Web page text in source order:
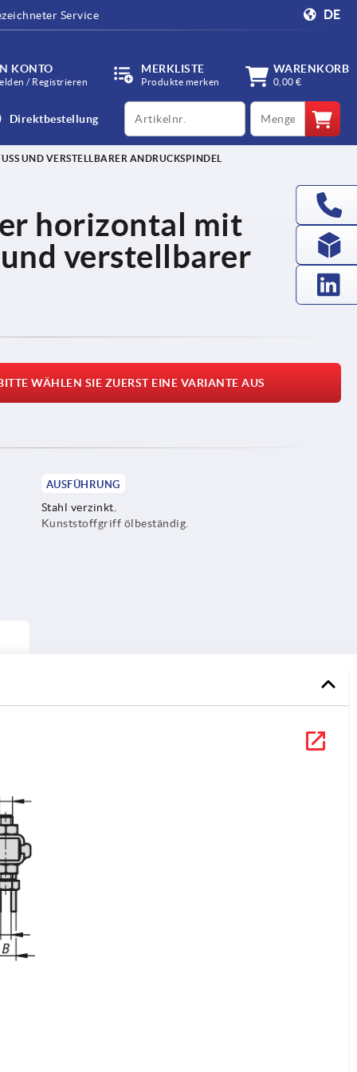
Service DE
KONTO
/ Registrieren
MERKLISTE
Produkte merken
WARENKORB
0,00 €
Direktbestellung
productCode qty
UND VERSTELLBARER ANDRUCKSPINDEL
horizontal mit
verstellbarer
WÄHLEN SIE ZUERST EINE VARIANTE AUS
AUSFÜHRUNG
Stahl verzinkt.
Kunststoffgriff ölbeständig.